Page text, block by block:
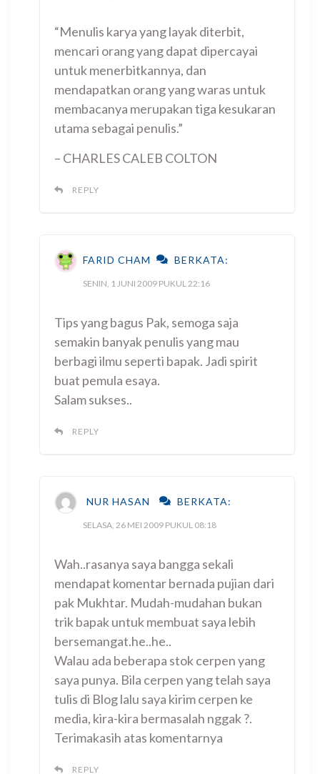
“Menulis karya yang layak diterbit,
mencari orang yang dapat dipercayai
untuk menerbitkannya, dan
mendapatkan orang yang waras untuk
membacanya merupakan tiga kesukaran
utama sebagai penulis.”
– CHARLES CALEB COLTON
REPLY
FARID CHAM BERKATA:
SENIN, 1 JUNI 2009 PUKUL 22:16
Tips yang bagus Pak, semoga saja
semakin banyak penulis yang mau
berbagi ilmu seperti bapak. Jadi spirit
buat pemula esaya.
Salam sukses..
REPLY
NUR HASAN BERKATA:
SELASA, 26 MEI 2009 PUKUL 08:18
Wah..rasanya saya bangga sekali
mendapat komentar bernada pujian dari
pak Mukhtar. Mudah-mudahan bukan
trik bapak untuk membuat saya lebih
bersemangat.he..he..
Walau ada beberapa stok cerpen yang
saya punya. Bila cerpen yang telah saya
tulis di Blog lalu saya kirim cerpen ke
media, kira-kira bermasalah nggak ?.
Terimakasih atas komentarnya
REPLY